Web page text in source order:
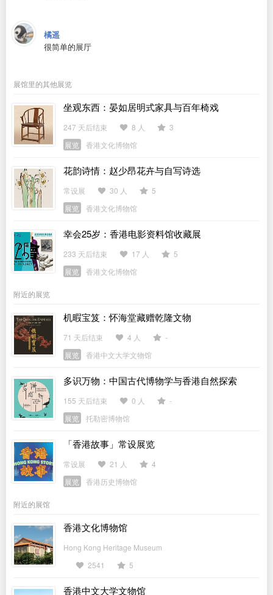
橘遥
很简单的展厅
展馆里的其他展览
坐观东西：晏如居明式家具与百年椅戏
247 天后结束 8 人
3
展览
香港文化博物馆
花韵诗情：赵少昂花卉与自写诗选
常设展 30 人
5
展览
香港文化博物馆
幸会25岁：香港电影资料馆收藏展
233 天后结束 17 人
5
展览
香港文化博物馆
附近的展览
机暇宝笈：怀海堂藏赠乾隆文物
71 天后结束 4 人
-
展览
香港中文大学文物馆
多识万物：中国古代博物学与香港自然探索
155 天后结束 0 人
-
展览
托勒密博物馆
「香港故事」常设展览
常设展 21 人
4
展览
香港历史博物馆
附近的展馆
香港文化博物馆
Hong Kong Heritage Museum
2541
5
香港中文大学文物馆